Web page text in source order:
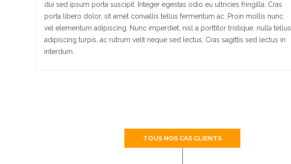
dui sed ipsum porta suscipit. Integer egestas odio eu ultricies fringilla. Cras
porta libero dolor, sit amet convallis tellus fermentum ac. Proin mollis nunc
vel elementum adipiscing. Nunc imperdiet, nisl a porttitor tristique, nulla tellus
adipiscing turpis, ac rutrum velit neque sed lectus. Cras sagittis sed lectus in
interdum.
TOUS NOS CAS CLIENTS